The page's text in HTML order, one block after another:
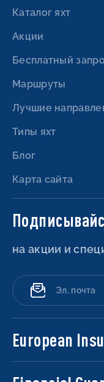
Каталог яхт
Акции
Бесплатный
Маршруты
Лучшие
Типы яхт
Блог
Карта сайта
на акции и
European